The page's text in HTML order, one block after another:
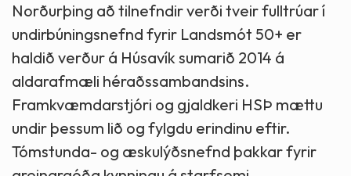
Norðurþing að tilnefndir verði tveir fulltrúar í
undirbúningsnefnd fyrir Landsmót 50+ er
haldið verður á Húsavík sumarið 2014 á
aldarafmæli héraðssambandsins.
Framkvæmdarstjóri og gjaldkeri HSÞ mættu
undir þessum lið og fylgdu erindinu eftir.
Tómstunda- og æskulýðsnefnd þakkar fyrir